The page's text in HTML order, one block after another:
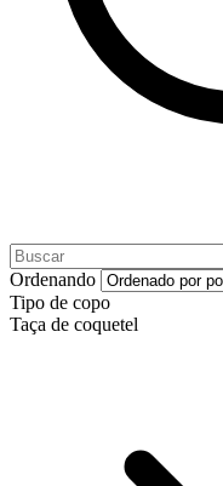
Ordenando
Tipo de copo
Taça de coquetel